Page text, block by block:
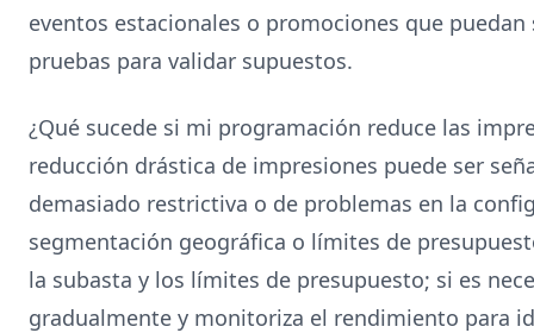
eventos estacionales o promociones que
pruebas para validar supuestos.
¿Qué sucede si mi programación reduce las
reducción drástica de impresiones puede ser
demasiado restrictiva o de problemas en la
segmentación geográfica o límites de
la subasta y los límites de presupuesto; si es
gradualmente y monitoriza el rendimiento para